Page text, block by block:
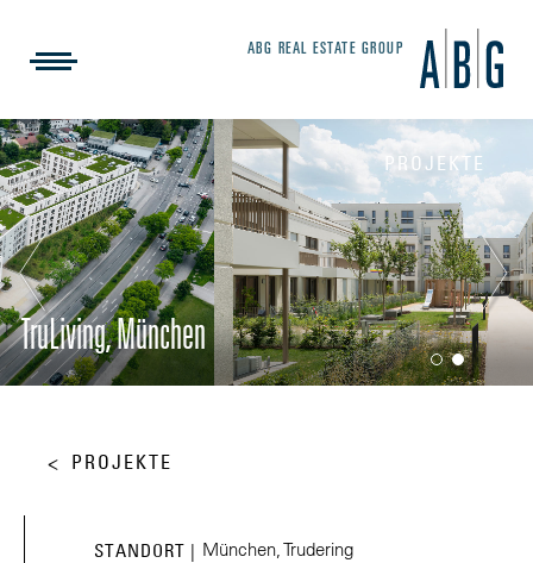
ABG REAL ESTATE GROUP
PROJEKTE
TruLiving, München
PROJEKTE
STANDORT | München, Trudering